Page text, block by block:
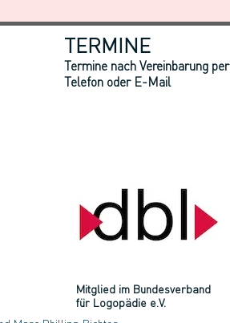
TERMINE
Termine nach Vereinbarung per
Telefon oder E-Mail
Mitglied im Bundesverband
für Logopädie e.V.